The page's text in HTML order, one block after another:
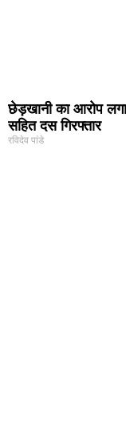
छेड़खानी का आरोप
सहित दस गिरफ्तार
रविदेव पांडे